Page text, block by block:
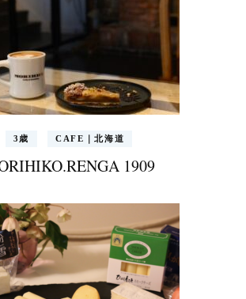
3歳 CAFE｜北海道
1909